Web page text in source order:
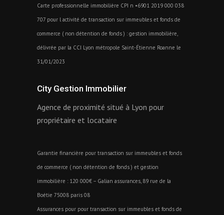
Carte professionnelle immobilière CPI n •6901 2019 000 038
707 pour l activité de transaction sur immeubles et fonds de
commerce ( non détention de fonds ) : gestion immobilière,
délivrée par la CCI Lyon métropole Saint-Étienne Roanne le
31/01/2023
City Gestion Immobilier
Agence de proximité situé à Lyon pour
propriétaire et locataire
Garantie financière pour transaction sur immeubles et fonds
de commerce ( non détention de fonds ) et gestion
immobilière : 120 000€ – Galian assurances, 89 rue de la
Boétie 75008 paris 08
Assurances pour pour transaction sur immeubles et fonds de